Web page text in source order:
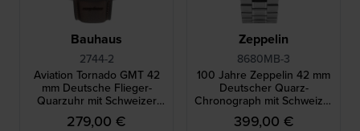
Bauhaus
2744-2
Aviation Tornado GMT 42
mm Deutsche Flieger-
Quarzuhr mit Schweizer
GMT-Uhrwerk
279,00 €
Zeppelin
8680MB-3
100 Jahre Zeppelin 42 mm
Deutscher Quarz-
Chronograph mit Schweizer
Uhrwerk und
Leuchtzifferblatt
399,00 €